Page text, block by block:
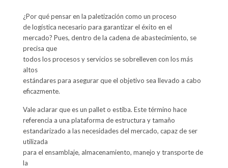
¿Por qué pensar en la paletización como un proceso
de logística necesario para garantizar el éxito en el
mercado? Pues, dentro de la cadena de abastecimiento, se
precisa que
todos los procesos y servicios se sobrelleven con los más
altos
estándares para asegurar que el objetivo sea llevado a cabo
eficazmente.
Vale aclarar que es un pallet o estiba. Este término hace
referencia a una plataforma de estructura y tamaño
estandarizado a las necesidades del mercado, capaz de ser
utilizada
para el ensamblaje, almacenamiento, manejo y transporte de
la